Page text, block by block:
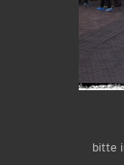
bitte